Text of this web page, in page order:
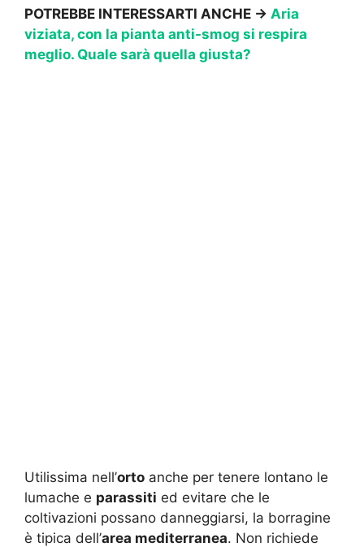
POTREBBE INTERESSARTI ANCHE -> Aria
viziata, con la pianta anti-smog si respira
meglio. Quale sarà quella giusta?
Utilissima nell’orto anche per tenere lontano le
lumache e parassiti ed evitare che le
coltivazioni possano danneggiarsi, la borragine
è tipica dell’area mediterranea. Non richiede